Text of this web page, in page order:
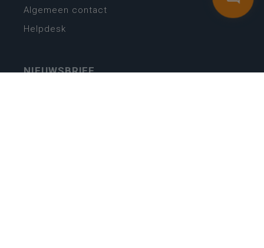
Algemeen contact
Helpdesk
NIEUWSBRIEF